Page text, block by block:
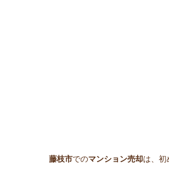
藤枝市でのマンション売却は、初